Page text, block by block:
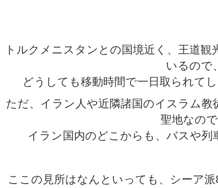
トルクメニスタンとの国境近く、王道
いるので
どうしても移動時間で一日取られて
ただ、イラン人や近隣諸国のイスラム
聖地なの
イラン国内のどこからも、バスや
ここの見所はなんといっても、シーア